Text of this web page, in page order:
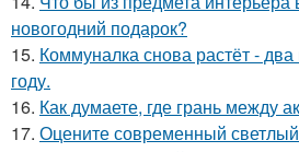
новогодний подарок?
15. Коммуналка снова растёт -
году.
16. Как думаете, где грань между
17. Оцените современный